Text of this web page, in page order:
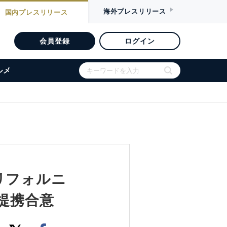
国内プレスリリース 海外プレスリリース
会員登録 ログイン
メ
フォルニ
携合意